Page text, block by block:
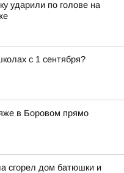
ударили по голове на
с 1 сентября?
в Боровом прямо
сгорел дом батюшки и